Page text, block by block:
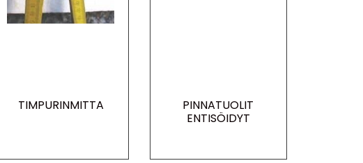
TIMPURINMITTA
PINNATUOLIT
ENTISÖIDYT